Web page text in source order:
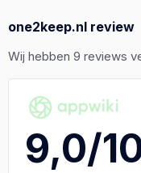
one2keep.nl review
Wij hebben 9 reviews
9,0/